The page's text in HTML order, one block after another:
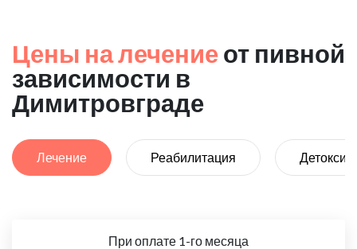
Цены на лечение от пивной
зависимости в
Димитровграде
Лечение Реабилитация
При оплате 1-го месяца